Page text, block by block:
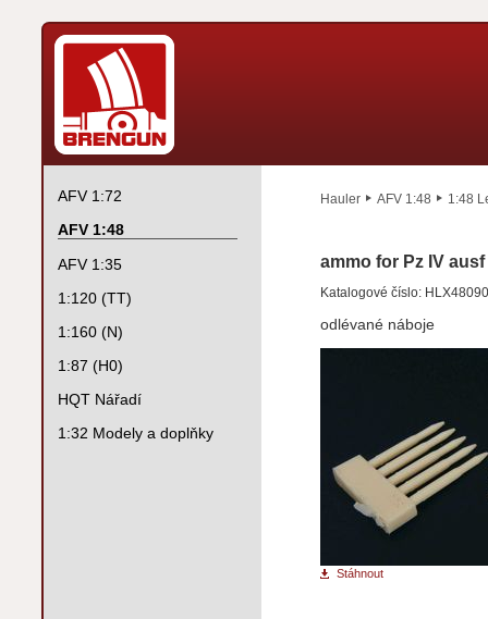
Hauler AFV 1:48 1:48
ammo for Pz IV ausf
Katalogové číslo: HLX48090
odlévané náboje
Stáhnout
AFV 1:72
AFV 1:48
AFV 1:35
1:120 (TT)
1:160 (N)
1:87 (H0)
HQT Nářadí
1:32 Modely a doplňky